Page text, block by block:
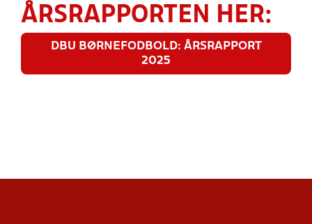
ÅRSRAPPORTEN HER:
DBU BØRNEFODBOLD: ÅRSRAPPORT
2025